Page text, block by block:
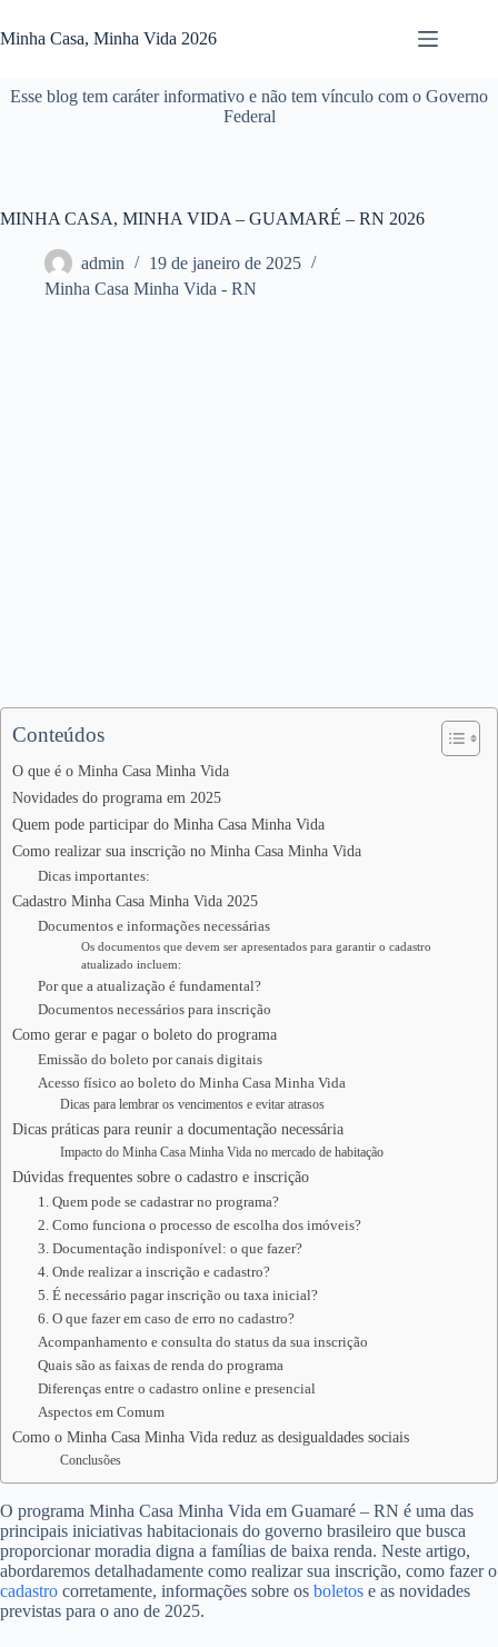
para
o
Minha Casa, Minha Vida 2026
Esse blog tem caráter informativo e não tem vínculo com o Governo
Federal
MINHA CASA, MINHA VIDA – GUAMARÉ – RN 2026
admin
19 de janeiro de 2025
Minha Casa Minha Vida - RN
Conteúdos
O que é o Minha Casa Minha Vida
Novidades do programa em 2025
Quem pode participar do Minha Casa Minha Vida
Como realizar sua inscrição no Minha Casa Minha Vida
Dicas importantes:
Cadastro Minha Casa Minha Vida 2025
Documentos e informações necessárias
Os documentos que devem ser apresentados para garantir o cadastro
atualizado incluem:
Por que a atualização é fundamental?
Documentos necessários para inscrição
Como gerar e pagar o boleto do programa
Emissão do boleto por canais digitais
Acesso físico ao boleto do Minha Casa Minha Vida
Dicas para lembrar os vencimentos e evitar atrasos
Dicas práticas para reunir a documentação necessária
Impacto do Minha Casa Minha Vida no mercado de habitação
Dúvidas frequentes sobre o cadastro e inscrição
1. Quem pode se cadastrar no programa?
2. Como funciona o processo de escolha dos imóveis?
3. Documentação indisponível: o que fazer?
4. Onde realizar a inscrição e cadastro?
5. É necessário pagar inscrição ou taxa inicial?
6. O que fazer em caso de erro no cadastro?
Acompanhamento e consulta do status da sua inscrição
Quais são as faixas de renda do programa
Diferenças entre o cadastro online e presencial
Aspectos em Comum
Como o Minha Casa Minha Vida reduz as desigualdades sociais
Conclusões
O programa Minha Casa Minha Vida em Guamaré – RN é uma das
principais iniciativas habitacionais do governo brasileiro que busca
proporcionar moradia digna a famílias de baixa renda. Neste artigo,
abordaremos detalhadamente como realizar sua inscrição, como fazer o
cadastro corretamente, informações sobre os boletos e as novidades
previstas para o ano de 2025.